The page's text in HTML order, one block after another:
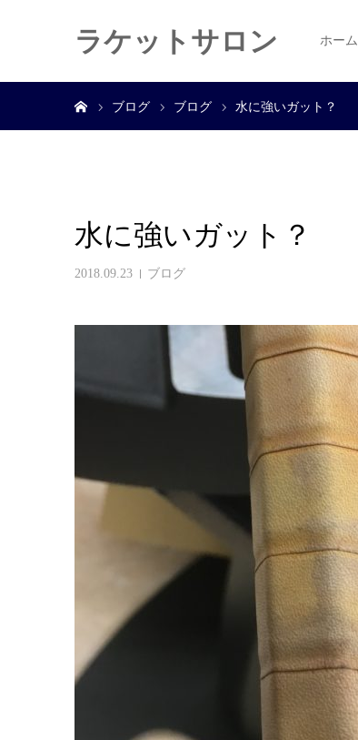
ラケットサロン ホーム
ブログ ブログ 水に強いガット？
水に強いガット？
2018.09.23 ブログ